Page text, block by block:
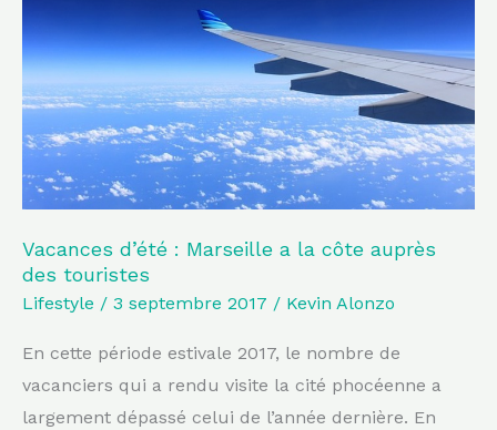
Vacances d’été : Marseille a la côte auprès
des touristes
Lifestyle / 3 septembre 2017 / Kevin Alonzo
En cette période estivale 2017, le nombre de
vacanciers qui a rendu visite la cité phocéenne a
largement dépassé celui de l’année dernière. En
Marseille
a
la
côte
auprès
des
touristes